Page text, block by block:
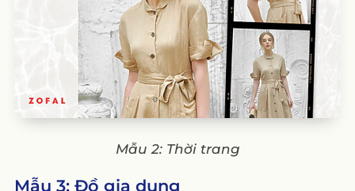
Mẫu 2: Thời trang
Mẫu 3: Đồ gia dụng